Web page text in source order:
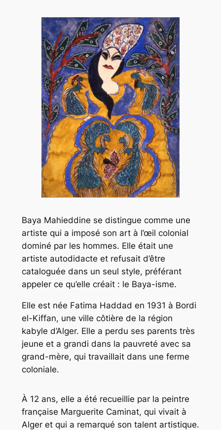
Baya Mahieddine se distingue comme une
artiste qui a imposé son art à l’œil colonial
dominé par les hommes. Elle était une
artiste autodidacte et refusait d’être
cataloguée dans un seul style, préférant
appeler ce qu’elle créait : le Baya-isme.
Elle est née Fatima Haddad en 1931 à Bordi
el-Kiffan, une ville côtière de la région
kabyle d’Alger. Elle a perdu ses parents très
jeune et a grandi dans la pauvreté avec sa
grand-mère, qui travaillait dans une ferme
coloniale.
À 12 ans, elle a été recueillie par la peintre
française Marguerite Caminat, qui vivait à
Alger et qui a remarqué son talent artistique.